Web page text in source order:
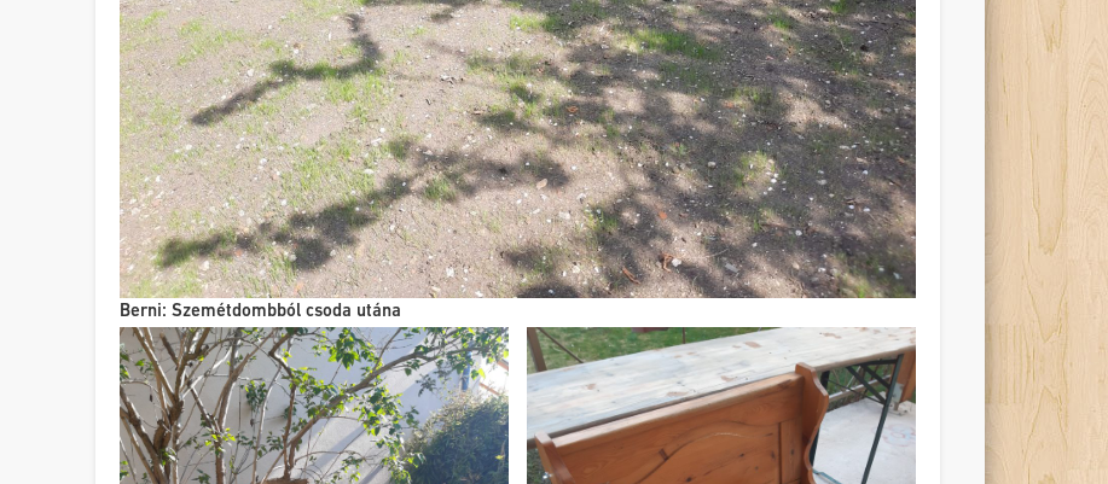
Berni: Szemétdombból csoda utána